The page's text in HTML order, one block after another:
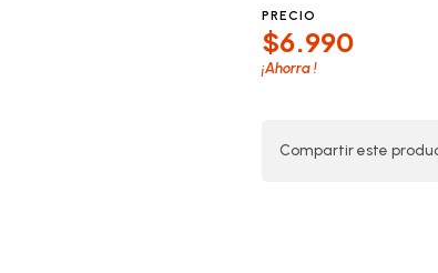
PRECIO
$6.990
¡Ahorra!
Compartir este